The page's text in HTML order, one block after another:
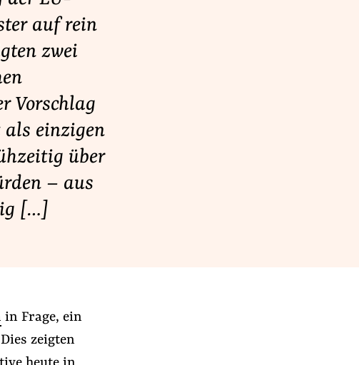
auf rein
zwei
Vorschlag
einzigen
über
– aus
[…]
in Frage, ein
zeigten